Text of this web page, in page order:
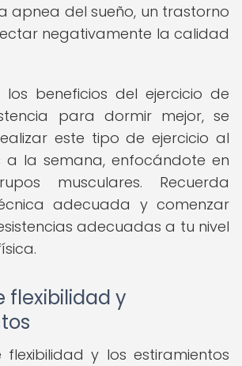
apnea del sueño, un trastorno
negativamente la calidad
beneficios del ejercicio de
para dormir mejor, se
este tipo de ejercicio al
a la semana, enfocándote en
musculares. Recuerda
adecuada y comenzar
adecuadas a tu nivel
flexibilidad y
flexibilidad y los estiramientos